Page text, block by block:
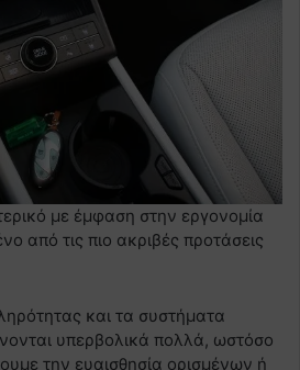
με έμφαση στην εργονομία
από τις πιο ακριβές προτάσεις
και τα συστήματα
υπερβολικά πολλά, ωστόσο
την ευαισθησία ορισμένων ή